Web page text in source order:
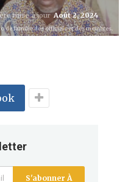
mise à jourAoût 2, 2024
de famille des officiels et des membres.
S'abonner À